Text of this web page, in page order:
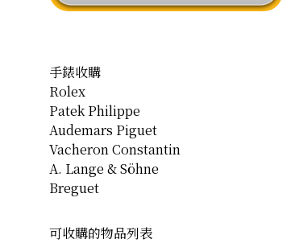
手錶收購
Rolex
Patek Philippe
Audemars Piguet
Vacheron Constantin
A. Lange & Söhne
Breguet
可收購的物品列表